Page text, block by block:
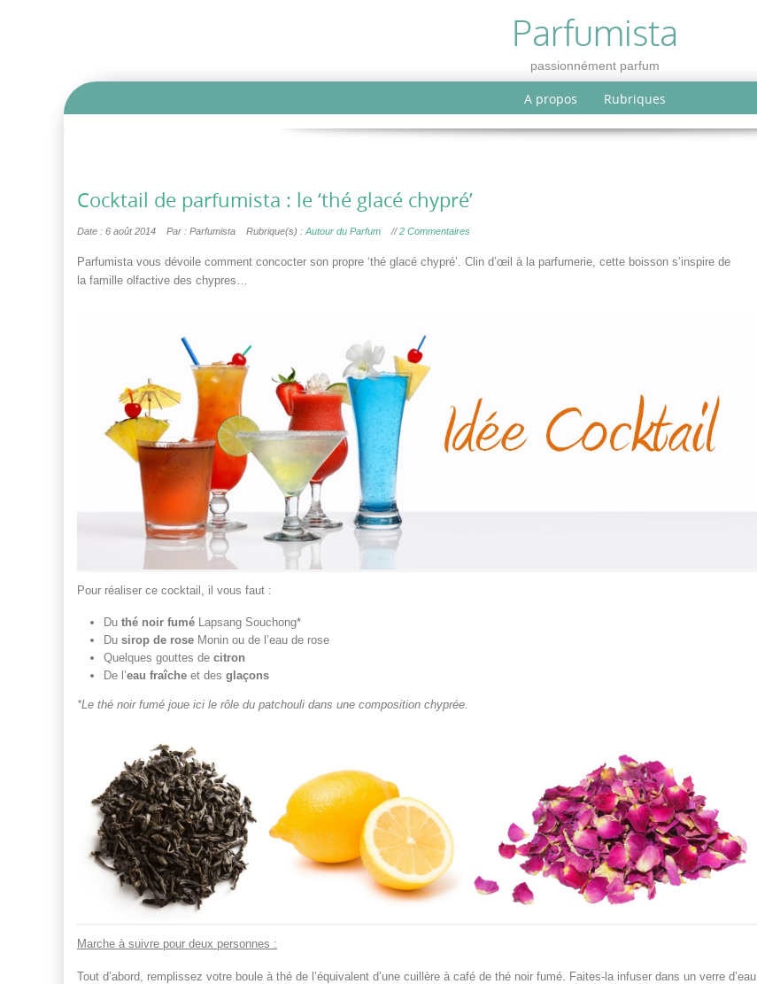
Parfumista
passionnément parfum
A propos Rubriques
Cocktail de parfumista : le ‘thé glacé chypré’
Date : 6 août 2014 Par : Parfumista Rubrique(s) : Autour du Parfum //2 Commentaires
Parfumista vous dévoile comment concocter son propre ‘thé glacé chypré’. Clin d’œil à la parfumerie, cette boisson s’inspire de
la famille olfactive des chypres…
Pour réaliser ce cocktail, il vous faut :
Du thé noir fumé Lapsang Souchong*
Du sirop de rose Monin ou de l’eau de rose
Quelques gouttes de citron
De l’eau fraîche et des glaçons
*Le thé noir fumé joue ici le rôle du patchouli dans une composition chyprée.
Marche à suivre pour deux personnes :
Tout d’abord, remplissez votre boule à thé de l’équivalent d’une cuillère à café de thé noir fumé. Faites-la infuser dans un verre d’eau